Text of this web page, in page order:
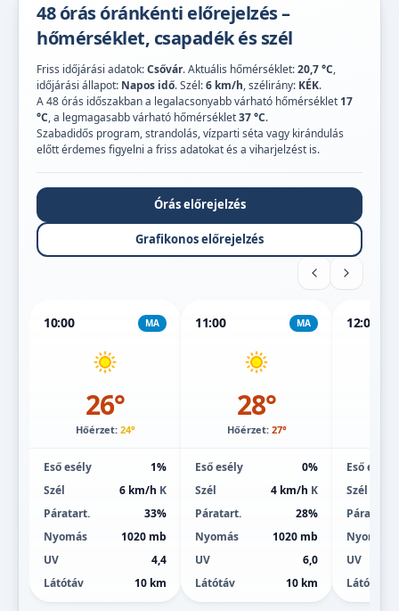
48 órás óránkénti előrejelzés –
hőmérséklet, csapadék és szél
Friss időjárási adatok:Csővár. Aktuális hőmérséklet:20,7 °C,
időjárási állapot: Napos idő. Szél:6 km/h, szélirány: KÉK.
A 48 órás időszakban a legalacsonyabb várható hőmérséklet 17
°C, a legmagasabb várható hőmérséklet37 °C.
Szabadidős program, strandolás, vízparti séta vagy kirándulás
előtt érdemes figyelni a friss adatokat és a viharjelzést is.
Órás előrejelzés
Grafikonos előrejelzés
10:00 MA
26°
Hőérzet: 24°
Eső esély
1%
Szél
6 km/h K
Páratart.
33%
Nyomás
1020 mb
UV
4,4
Látótáv
10 km
11:00 MA
28°
Hőérzet: 27°
Eső esély
0%
Szél
4 km/h K
Páratart.
28%
Nyomás
1020 mb
UV
6,0
Látótáv
10 km
12:00
Eső esély
Szél
Páratart.
Nyomás
UV
Látótáv